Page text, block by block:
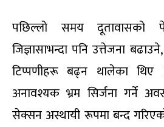
पछिल्लो समय दूतावासको
जिज्ञासाभन्दा पनि उत्तेजना
टिप्पणीहरू बढ्न थालेका थिए
अनावश्यक भ्रम सिर्जना गर्ने
सेक्सन अस्थायी रूपमा बन्द